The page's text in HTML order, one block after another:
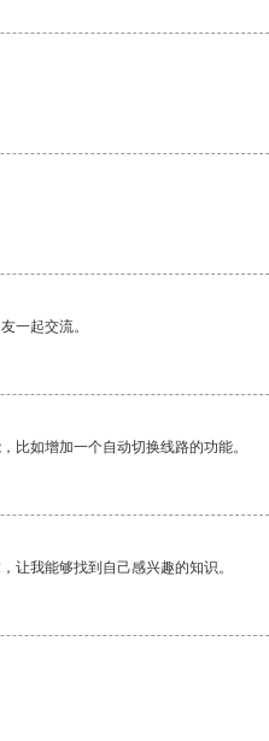
一起交流。
比如增加一个自动切换线路的功能。
让我能够找到自己感兴趣的知识。